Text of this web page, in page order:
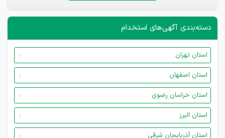
دسته‌بندی آگهی‌های استخدام
استان تهران
استان اصفهان
استان خراسان رضوی
استان البرز
استان آذربایجان شرقی